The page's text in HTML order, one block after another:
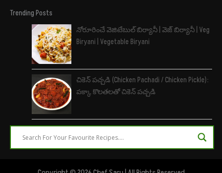
Trending Posts
నోరూరించే వెజిటేబుల్ బిర్యానీ | వెజ్ బిర్యానీ | Veg
Biryani | Vegetable Biryani
చికెన్ పచ్చడి (Chicken Pachadi / Chicken Pickle):
పక్కా కొలతలతో చికెన్ పచ్చడి